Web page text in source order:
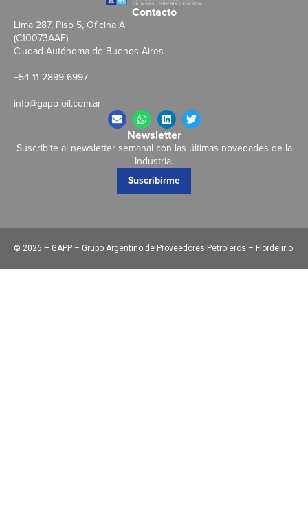
Contacto
Lima 287, Piso 5, Oficina A
(C10073AAE)
Ciudad Autónoma de Buenos Aires
+54 11 2899 6997
info@gapp-oil.com.ar
Newsletter
Suscribite al newsletter semanal con las últimas novedades de la
Industria.
Suscribirme
© 2026 – GAPP – Grupo Argentino de Proveedores Petroleros – Flordelirio